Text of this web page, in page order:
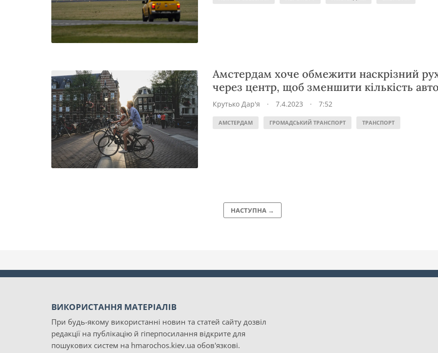
Амстердам хоче обмежити наскрізний
через центр, щоб зменшити кількість
Крутько Дар'я · 7.4.2023 · 7:52
АМСТЕРДАМ ГРОМАДСЬКИЙ ТРАНСПОРТ ТРАНСПОРТ
НАСТУПНА →
ВИКОРИСТАННЯ МАТЕРІАЛІВ
При будь-якому використанні новин та статей сайту дозвіл
редакції на публікацію й гіперпосилання відкрите для
пошукових систем на hmarochos.kiev.ua обов'язкові.